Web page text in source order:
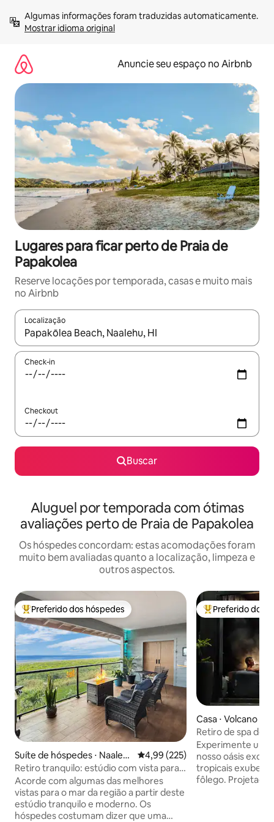
para
Mostrar idioma original
Anuncie seu espaço no Airbnb
Lugares para ficar perto de Praia de
Papakolea
Reserve locações por temporada, casas e muito mais
no Airbnb
Localização
Quando os resultados estiverem disponíveis, explore-os
Check-in
Checkout
Buscar
Aluguel por temporada com ótimas
avaliações perto de Praia de Papakolea
Os hóspedes concordam: estas acomodações foram
muito bem avaliadas quanto a localização, limpeza e
outros aspectos.
Entre os melhores preferidos dos hóspedes
Preferido dos hóspedes
Suíte de hóspedes ⋅ Naaleh
u
4,99 de uma avaliação média de
4,99 (225)
Retiro tranquilo: estúdio com vista para o
mar
Acorde com algumas das melhores
vistas para o mar da região a partir deste
estúdio tranquilo e moderno. Os
hóspedes costumam dizer que uma
Entre os
Preferido dos
Casa ⋅ Volcano
Retiro de spa de
Parque Nacional
Experimente um
nosso oásis
tropicais
fôlego. Projetado